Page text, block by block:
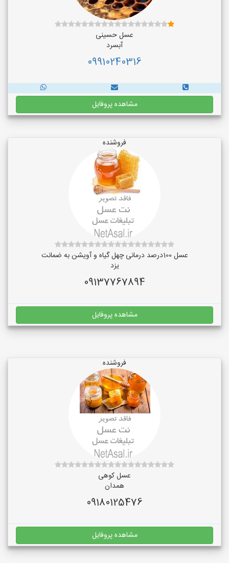
عسل حسینی
آبسرد
09910240316
مشاهده پروفایل
فروشنده
عسل 100درصد درمانی چهل گیاه و آویشن به ضمانت
یزد
09137767894
مشاهده پروفایل
فروشنده
عسل کوهی
همدان
09180125476
مشاهده پروفایل